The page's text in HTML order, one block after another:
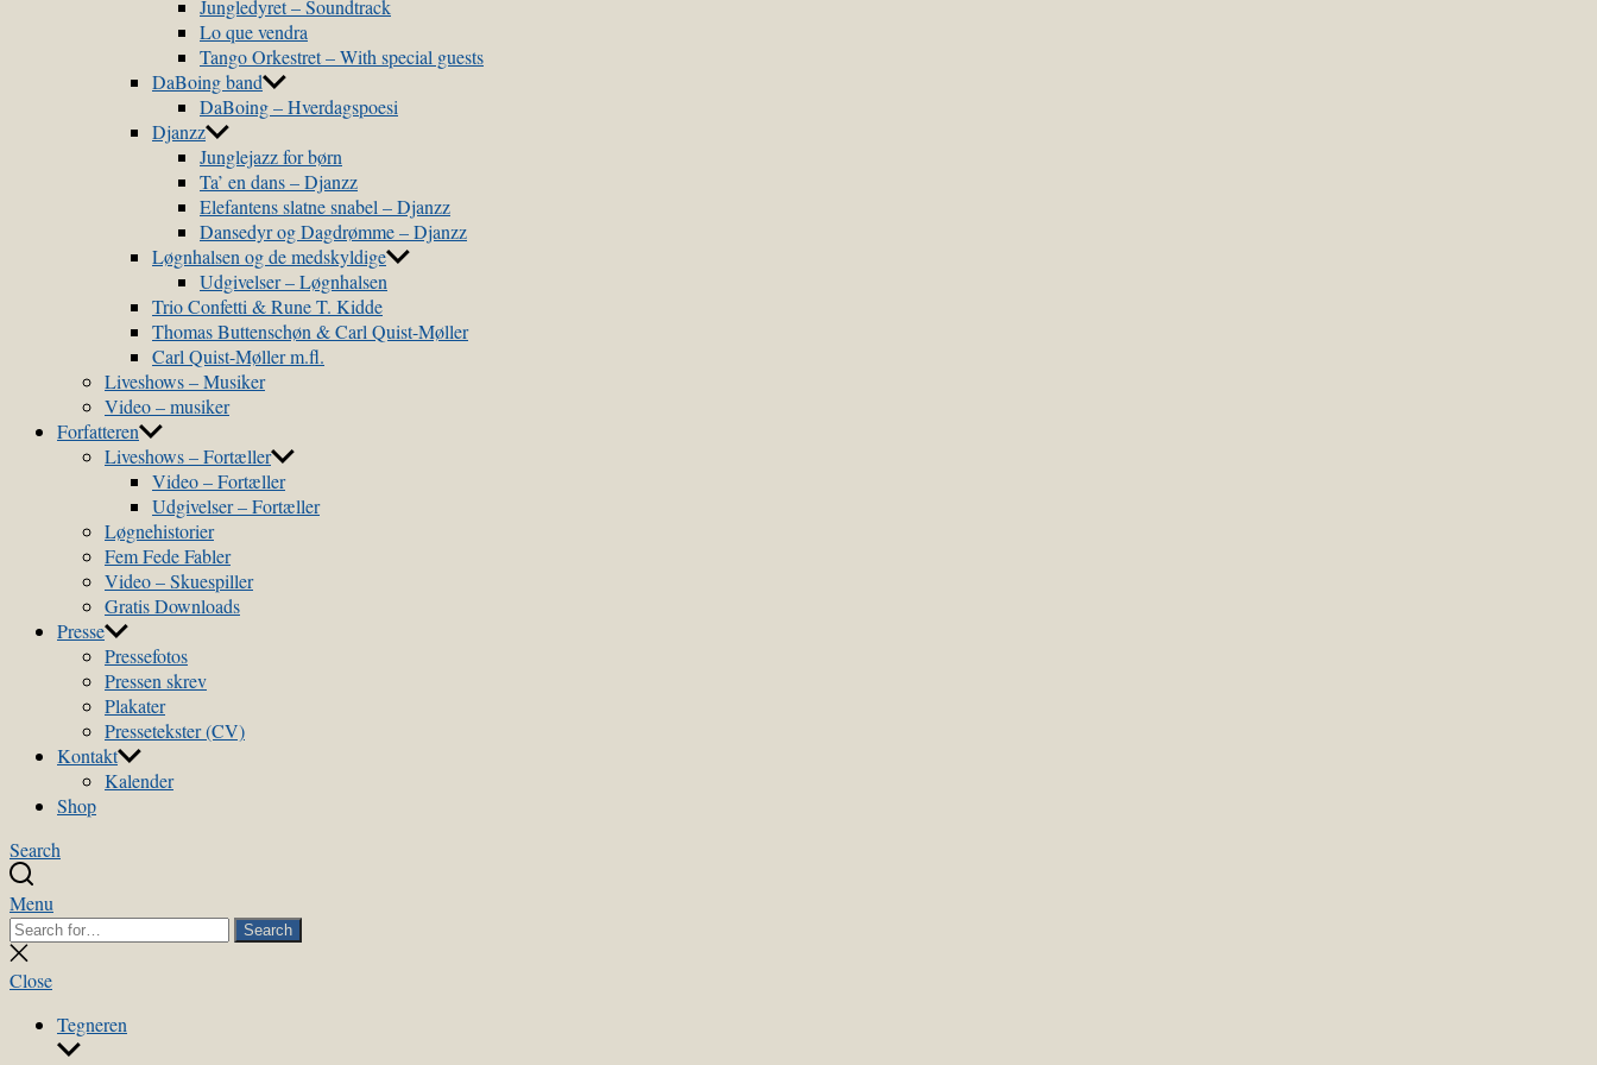
Jungledyret – Soundtrack
Lo que vendra
Tango Orkestret – With special guests
DaBoing band
DaBoing – Hverdagspoesi
Djanzz
Junglejazz for børn
Ta’ en dans – Djanzz
Elefantens slatne snabel – Djanzz
Dansedyr og Dagdrømme – Djanzz
Løgnhalsen og de medskyldige
Udgivelser – Løgnhalsen
Trio Confetti & Rune T. Kidde
Thomas Buttenschøn & Carl Quist-Møller
Carl Quist-Møller m.fl.
Liveshows – Musiker
Video – musiker
Forfatteren
Liveshows – Fortæller
Video – Fortæller
Udgivelser – Fortæller
Løgnehistorier
Fem Fede Fabler
Video – Skuespiller
Gratis Downloads
Presse
Pressefotos
Pressen skrev
Plakater
Pressetekster (CV)
Kontakt
Kalender
Shop
Search
Menu
Search
for:
Search
Close
search
Close
Tegneren
Show